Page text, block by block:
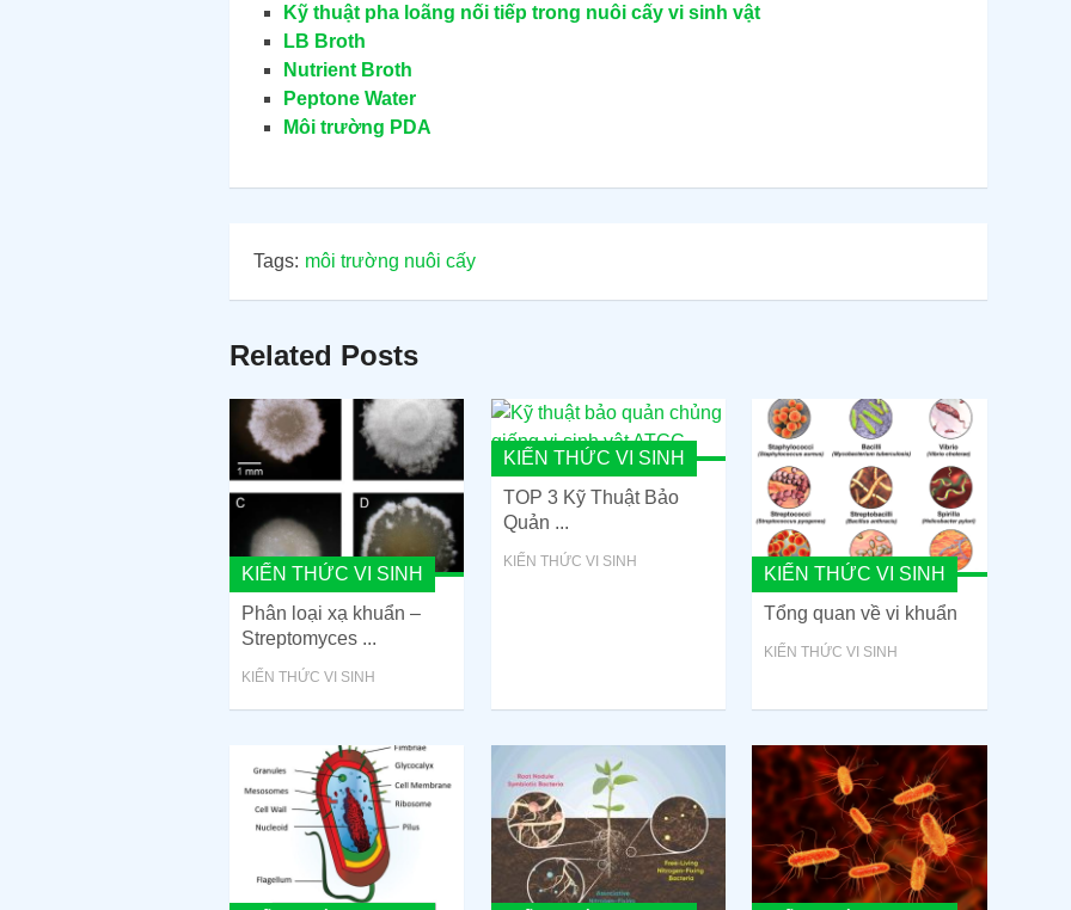
Kỹ thuật pha loãng nối tiếp trong nuôi cấy vi sinh vật
LB Broth
Nutrient Broth
Peptone Water
Môi trường PDA
Tags: môi trường nuôi cấy
Related Posts
KIẾN THỨC VI SINH
Phân loại xạ khuẩn –
Streptomyces ...
KIẾN THỨC VI SINH
KIẾN THỨC VI SINH
TOP 3 Kỹ Thuật Bảo
Quản ...
KIẾN THỨC VI SINH
KIẾN THỨC VI SINH
Tổng quan về vi khuẩn
KIẾN THỨC VI SINH